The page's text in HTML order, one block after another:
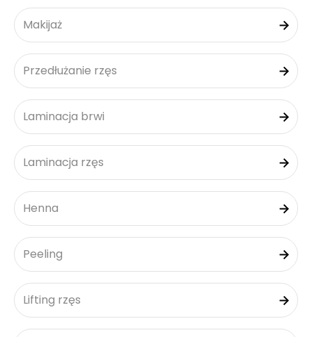
Makijaż
Przedłużanie rzęs
Laminacja brwi
Laminacja rzęs
Henna
Peeling
Lifting rzęs